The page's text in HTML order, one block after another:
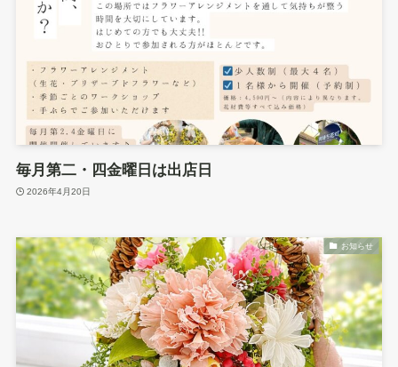
毎月第二・四金曜日は出店日
2026年4月20日
お知らせ